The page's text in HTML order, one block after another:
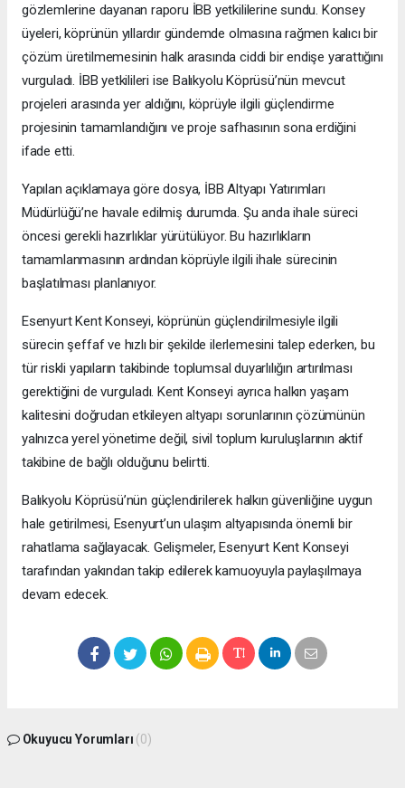
gözlemlerine dayanan raporu İBB yetkililerine sundu. Konsey
üyeleri, köprünün yıllardır gündemde olmasına rağmen kalıcı bir
çözüm üretilmemesinin halk arasında ciddi bir endişe yarattığını
vurguladı. İBB yetkilileri ise Balıkyolu Köprüsü’nün mevcut
projeleri arasında yer aldığını, köprüyle ilgili güçlendirme
projesinin tamamlandığını ve proje safhasının sona erdiğini
ifade etti.
Yapılan açıklamaya göre dosya, İBB Altyapı Yatırımları
Müdürlüğü’ne havale edilmiş durumda. Şu anda ihale süreci
öncesi gerekli hazırlıklar yürütülüyor. Bu hazırlıkların
tamamlanmasının ardından köprüyle ilgili ihale sürecinin
başlatılması planlanıyor.
Esenyurt Kent Konseyi, köprünün güçlendirilmesiyle ilgili
sürecin şeffaf ve hızlı bir şekilde ilerlemesini talep ederken, bu
tür riskli yapıların takibinde toplumsal duyarlılığın artırılması
gerektiğini de vurguladı. Kent Konseyi ayrıca halkın yaşam
kalitesini doğrudan etkileyen altyapı sorunlarının çözümünün
yalnızca yerel yönetime değil, sivil toplum kuruluşlarının aktif
takibine de bağlı olduğunu belirtti.
Balıkyolu Köprüsü’nün güçlendirilerek halkın güvenliğine uygun
hale getirilmesi, Esenyurt’un ulaşım altyapısında önemli bir
rahatlama sağlayacak. Gelişmeler, Esenyurt Kent Konseyi
tarafından yakından takip edilerek kamuoyuyla paylaşılmaya
devam edecek.
Okuyucu Yorumları (0)